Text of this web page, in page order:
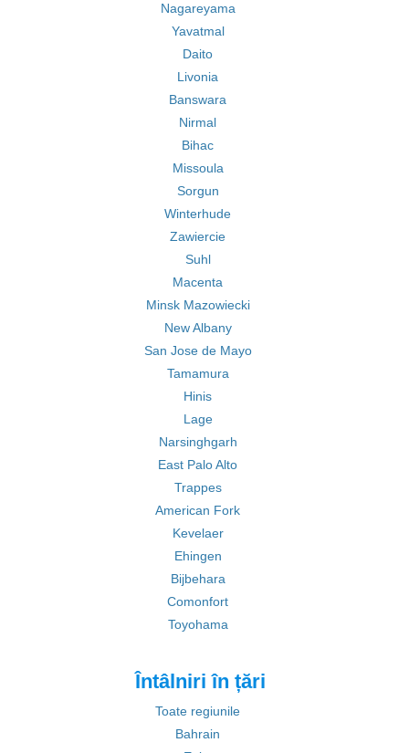
Nagareyama
Yavatmal
Daito
Livonia
Banswara
Nirmal
Bihac
Missoula
Sorgun
Winterhude
Zawiercie
Suhl
Macenta
Minsk Mazowiecki
New Albany
San Jose de Mayo
Tamamura
Hinis
Lage
Narsinghgarh
East Palo Alto
Trappes
American Fork
Kevelaer
Ehingen
Bijbehara
Comonfort
Toyohama
Întâlniri în țări
Toate regiunile
Bahrain